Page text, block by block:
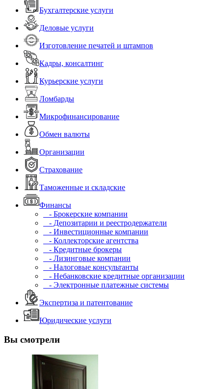
Бухгалтерские услуги
Деловые услуги
Изготовление печатей и штампов
Кадры, консалтинг
Курьерские услуги
Ломбарды
Микрофинансирование
Обмен валюты
Организации
Страхование
Таможенные и складские
Финансы
- Брокерские компании
- Депозитарии и реестродержатели
- Инвестиционные компании
- Коллекторские агентства
- Кредитные брокеры
- Лизинговые компании
- Налоговые консультанты
- Небанковские кредитные организации
- Электронные платежные системы
Экспертиза и патентование
Юридические услуги
Вы смотрели